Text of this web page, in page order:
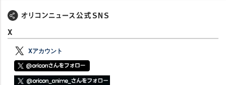
X
Xアカウント